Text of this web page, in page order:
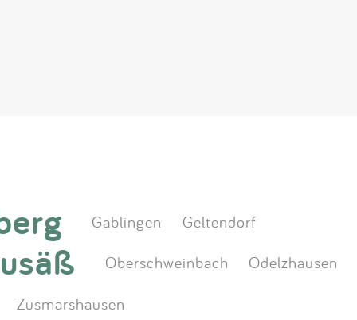
Gablingen Geltendorf
Oberschweinbach
Odelzhausen
Zusmarshausen